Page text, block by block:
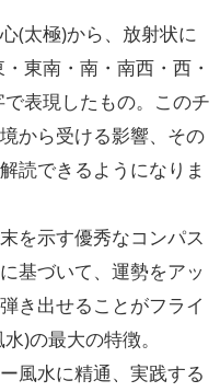
(太極)から、放射状に
東南・南・南西・西・
表現したもの。このチ
から受ける影響、その
読できるようになりま
を示す優秀なコンパス
基づいて、運勢をアッ
き出せることがフライ
)の最大の特徴。
風水に精通、実践する